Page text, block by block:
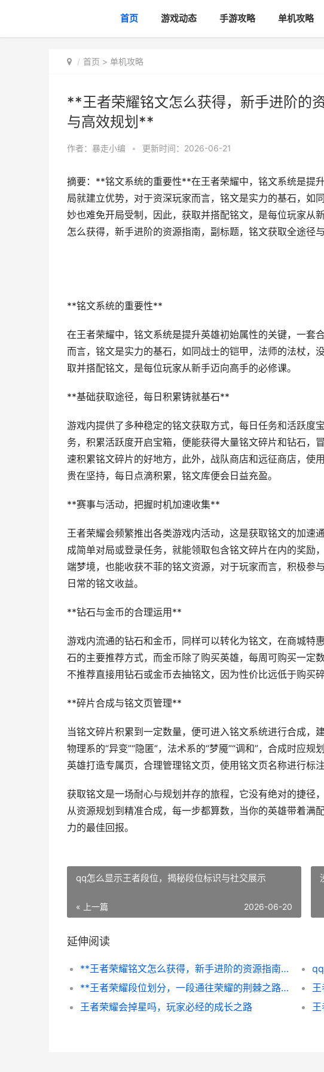
首页 游戏动态 手游攻略 单机攻略
首页 > 单机攻略
**王者荣耀铭文怎么获得，新手进阶的
与高效规划**
作者： 暴走小编 • 更新时间：2026-06-21
摘要：**铭文系统的重要性**在王者荣耀中，铭文系统是提
局就建立优势，对于资深玩家而言，铭文是实力的基石，如
妙也难免开局受制，因此，获取并搭配铭文，是每位玩家
怎么获得，新手进阶的资源指南，副标题，铭文获取全途径
**铭文系统的重要性**
在王者荣耀中，铭文系统是提升英雄初始属性的关键，一套
而言，铭文是实力的基石，如同战士的铠甲，法师的法杖，
取并搭配铭文，是每位玩家从新手迈向高手的必修课。
**基础获取途径，每日积累铸就基石**
游戏内提供了多种稳定的铭文获取方式，每日任务和活跃度
务，积累活跃度开启宝箱，便能获得大量铭文碎片和钻石，
速积累铭文碎片的好地方，此外，战队商店和远征商店，使
贵在坚持，每日点滴积累，铭文库便会日益充盈。
**赛事与活动，把握时机加速收集**
王者荣耀会频繁推出各类游戏内活动，这是获取铭文的加速
成简单对局或登录任务，就能领取包含铭文碎片在内的奖励
端梦境，也能收获不菲的铭文资源，对于玩家而言，积极参
日常的铭文收益。
**钻石与金币的合理运用**
游戏内流通的钻石和金币，同样可以转化为铭文，在商城特
石的主要推荐方式，而金币除了购买英雄，每周可购买一定
不推荐直接用钻石或金币去抽铭文，因为性价比远低于购买
**碎片合成与铭文页管理**
当铭文碎片积累到一定数量，便可进入铭文系统进行合成，
物理系的“异变”“隐匿”，法术系的“梦魇”“调和”，合成时应
英雄打造专属页，合理管理铭文页，使用铭文页名称进行标
获取铭文是一场耐心与规划并存的旅程，它没有绝对的捷径
从资源规划到精准合成，每一步都算数，当你的英雄带着满
力的最佳回报。
qq怎么显示王者段位，揭秘段位标识与社交展示
« 上一篇 2026-06-20
延伸阅读
**王者荣耀铭文怎么获得，新手进阶的资源指南，副标题，铭文获取全途径与高效规划**
**王者荣耀段位划分，一段通往荣耀的荆棘之路，副标题，从倔强青铜到最强王者的心智试炼**
王者荣耀会掉星吗，玩家必经的成长之路